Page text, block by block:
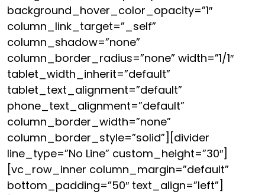
background_hover_color_opacity=”1″
column_link_target=”_self”
column_shadow=”none”
column_border_radius=”none” width=”1/1″
tablet_width_inherit=”default”
tablet_text_alignment=”default”
phone_text_alignment=”default”
column_border_width=”none”
column_border_style=”solid”][divider
line_type=”No Line” custom_height=”30″]
[vc_row_inner column_margin=”default”
bottom_padding=”50″ text_align=”left”]